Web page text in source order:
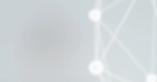
電子カタログ
高速伝送